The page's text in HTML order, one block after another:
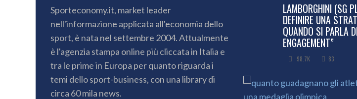
Sporteconomy.it, market leader
nell'informazione applicata all'economia dello
sport, è nata nel settembre 2004. Attualmente
è l'agenzia stampa online più cliccata in Italia e
tra le prime in Europa per quanto riguarda i
temi dello sport-business, con una library di
circa 60 mila news.
LAMBORGHINI (SG
DEFINIRE UNA
QUANDO SI PARLA
ENGAGEMENT”
98.7K 83